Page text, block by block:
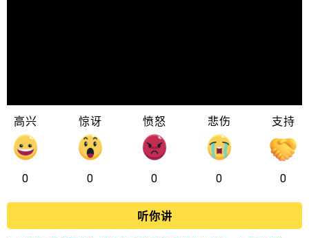
高兴
0
惊讶
0
愤怒
0
悲伤
0
支持
0
听你讲